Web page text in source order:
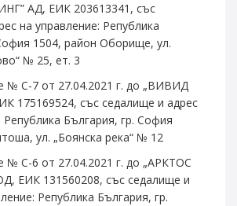
АД, ЕИК 203613341, със
на управление: Република
1504, район Оборище, ул.
№ 25, ет. 3
№ С-7 от 27.04.2021 г. до „ВИВИД
175169524, със седалище и адрес
Република България, гр. София
ул. „Боянска река“ № 12
С-6 от 27.04.2021 г. до „АРКТОС
ЕИК 131560208, със седалище и
Република България, гр.